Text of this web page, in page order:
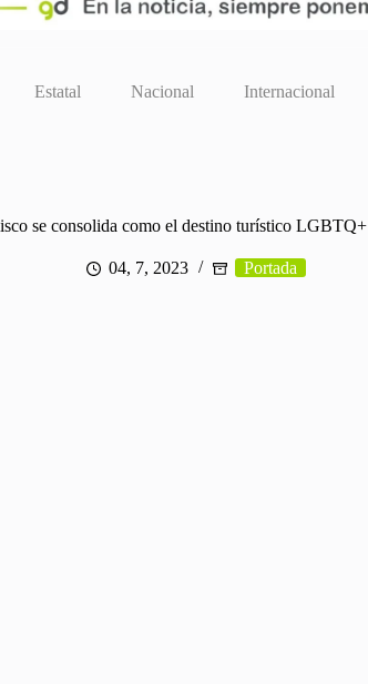
Estatal Nacional Internacional
se consolida como el destino turístico LGBTQ+
04, 7, 2023 Portada